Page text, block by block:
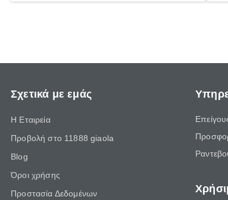
Σχετικά με εμάς
Η Εταιρεία
Προβολή στο 11888 giaola
Blog
Όροι χρήσης
Προστασία Δεδομένων